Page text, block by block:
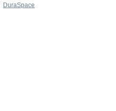
DuraSpace